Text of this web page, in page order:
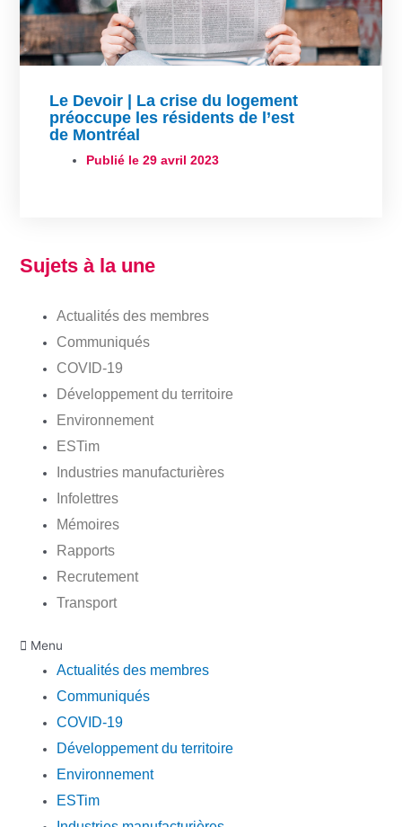
Le Devoir | La crise du logement
préoccupe les résidents de l’est
de Montréal
Publié le29 avril 2023
Sujets à la une
Actualités des membres
Communiqués
COVID-19
Développement du territoire
Environnement
ESTim
Industries manufacturières
Infolettres
Mémoires
Rapports
Recrutement
Transport
Menu
Actualités des membres
Communiqués
COVID-19
Développement du territoire
Environnement
ESTim